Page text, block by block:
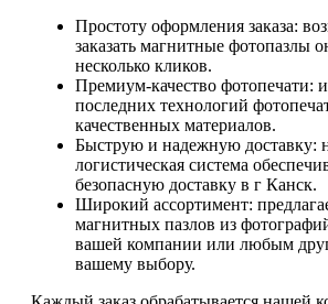
Простоту оформления заказа:
заказать магнитные фотопазлы
несколько кликов.
Премиум-качество фотопечати:
последних технологий
качественных материалов.
Быструю и надежную доставку:
логистическая система
безопасную доставку в г Канск.
Широкий ассортимент:
магнитных пазлов из
вашей компании или любым
вашему выбору.